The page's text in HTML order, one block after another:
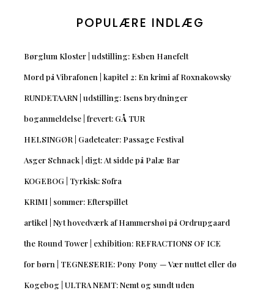
POPULÆRE INDLÆG
Børglum Kloster | udstilling: Esben Hanefelt
Mord på Vibrafonen | kapitel 2: En krimi af Roxnakowsky
RUNDETAARN | udstilling: Isens brydninger
boganmeldelse | frevert: GÅ TUR
HELSINGØR | Gadeteater: Passage Festival
Asger Schnack | digt: At sidde på Palæ Bar
KOGEBOG | Tyrkisk: Sofra
KRIMI | sommer: Efterspillet
artikel | Nyt hovedværk af Hammershøi på Ordrupgaard
the Round Tower | exhibition: REFRACTIONS OF ICE
for børn | TEGNESERIE: Pony Pony — Vær nuttet eller dø
Kogebog | ULTRA NEMT: Nemt og sundt uden